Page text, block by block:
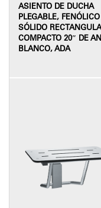
ASIENTO DE DUCHA
PLEGABLE, FENÓLICO
SÓLIDO
COMPACTO 20″ DE
BLANCO, ADA